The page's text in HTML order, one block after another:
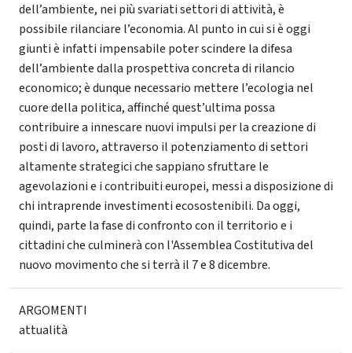
dell’ambiente, nei più svariati settori di attività, è
possibile rilanciare l’economia. Al punto in cui si è oggi
giunti è infatti impensabile poter scindere la difesa
dell’ambiente dalla prospettiva concreta di rilancio
economico; è dunque necessario mettere l’ecologia nel
cuore della politica, affinché quest’ultima possa
contribuire a innescare nuovi impulsi per la creazione di
posti di lavoro, attraverso il potenziamento di settori
altamente strategici che sappiano sfruttare le
agevolazioni e i contribuiti europei, messi a disposizione di
chi intraprende investimenti ecosostenibili. Da oggi,
quindi, parte la fase di confronto con il territorio e i
cittadini che culminerà con l'Assemblea Costitutiva del
nuovo movimento che si terrà il 7 e 8 dicembre.
ARGOMENTI
attualità